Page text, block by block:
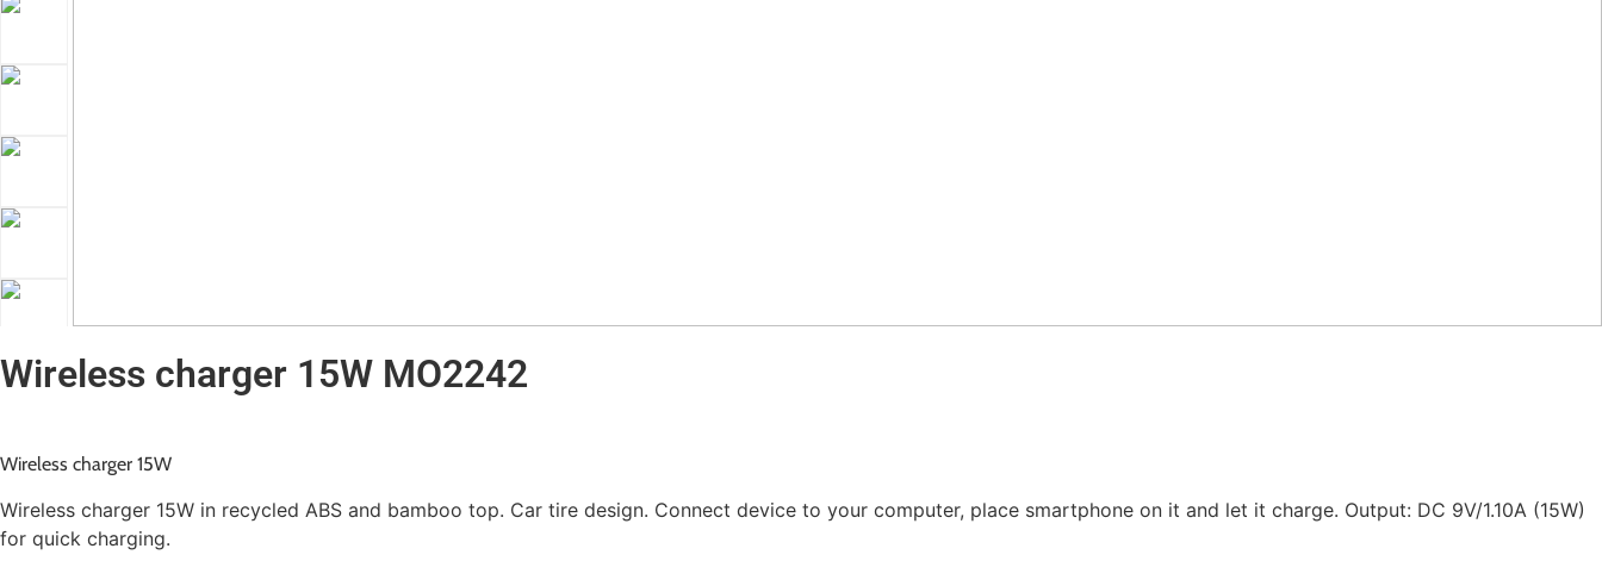
Wireless charger 15W MO2242
Wireless charger 15W
Wireless charger 15W in recycled ABS and bamboo top. Car tire design. Connect device to your computer, place smartphone on it and let it charge. Output: DC 9V/1.10A (15W)
for quick charging.